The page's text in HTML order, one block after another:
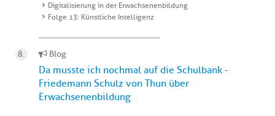
Digitalisierung in der Erwachsenenbildung
Folge 13: Künstliche Intelligenz
Blog
Da musste ich nochmal auf die Schulbank -
Friedemann Schulz von Thun über
Erwachsenenbildung